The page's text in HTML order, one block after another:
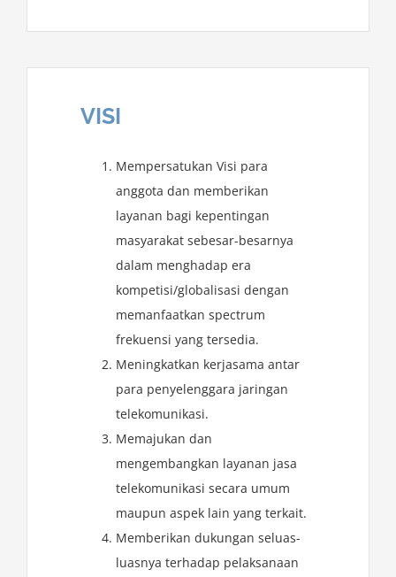
VISI
Mempersatukan Visi para
anggota dan memberikan
layanan bagi kepentingan
masyarakat sebesar-besarnya
dalam menghadap era
kompetisi/globalisasi dengan
memanfaatkan spectrum
frekuensi yang tersedia.
Meningkatkan kerjasama antar
para penyelenggara jaringan
telekomunikasi.
Memajukan dan
mengembangkan layanan jasa
telekomunikasi secara umum
maupun aspek lain yang terkait.
Memberikan dukungan seluas-
luasnya terhadap pelaksanaan